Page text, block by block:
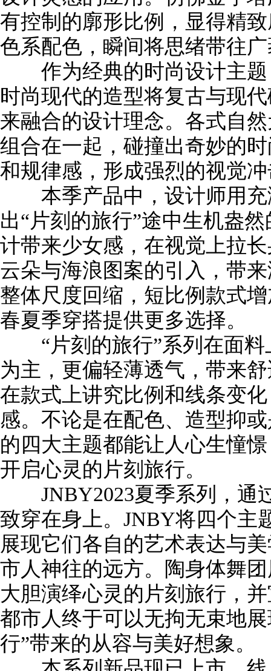
有控制的廓形比例，显得精
色系配色，瞬间将思绪带往
作为经典的时尚设计主题
时尚现代的造型将复古与现
来融合的设计理念。各式自
组合在一起，碰撞出奇妙的
和规律感，形成强烈的视觉
本季产品中，设计师用充
出“片刻的旅行”途中生机盎
计带来少女感，在视觉上拉
云朵与海浪图案的引入，带
整体尺度回缩，短比例款式
春夏季穿搭提供更多选择。
“片刻的旅行”系列在面料
为主，更偏轻薄透气，带来
在款式上讲究比例和线条变
感。不论是在配色、造型抑
的四大主题都能让人心生憧
开启心灵的片刻旅行。
JNBY2023夏季系列，通
致穿在身上。JNBY将四个主
展现它们各自的艺术表达与
市人神往的远方。陶身体舞
大胆演绎心灵的片刻旅行，
都市人终于可以无拘无束地
行”带来的从容与美好想象。